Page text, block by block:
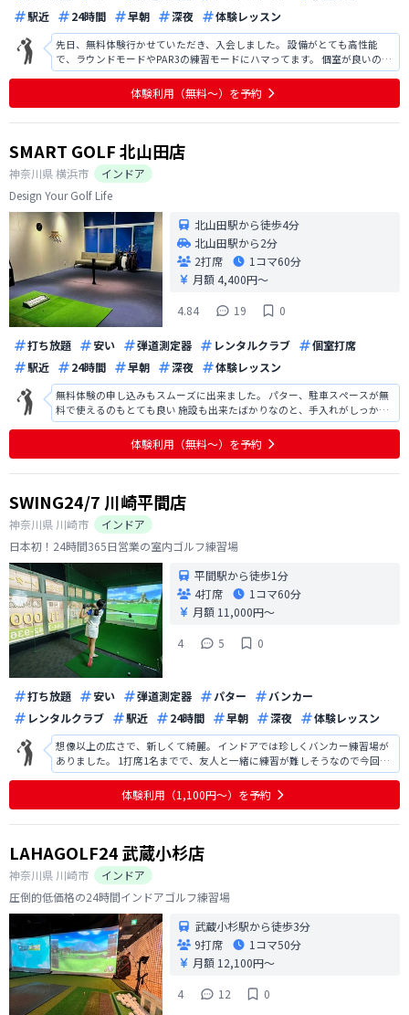
駅近
24時間 早朝 深夜 体験レッスン
先日、無料体験行かせていただき、入会しました。 設備がとても高性能
で、ラウンドモードやPAR3の練習モードにハマってます。 個室が良いの
と、あとはオートティーなのでとても楽です。
体験利用（無料〜）を予約
SMART GOLF 北山田店
神奈川県横浜市
インドア
Design Your Golf Life
北山田駅から徒歩4分
北山田駅から2分
2打席
1コマ60分
月額 4,400円〜
4.84
19 0
打ち放題 安い 弾道測定器 レンタルクラブ
個室打席
駅近
24時間 早朝 深夜 体験レッスン
無料体験の申し込みもスムーズに出来ました。 パター、駐車スペースが無
料で使えるのもとても良い 施設も出来たばかりなのと、手入れがしっかり
されていてとても綺麗だった
体験利用（無料〜）を予約
SWING24/7 川崎平間店
神奈川県 川崎市
インドア
日本初！24時間365日営業の室内ゴルフ練習場
平間駅から徒歩1分
4打席
1コマ60分
月額 11,000円〜
4
5 0
打ち放題 安い 弾道測定器 パター
バンカー
レンタルクラブ
駅近 24時間 早朝 深夜 体験レッスン
想像以上の広さで、新しくて綺麗。 インドアでは珍しくバンカー練習場が
ありました。 1打席1名までで、友人と一緒に練習が難しそうなので今回は
入会を見送りました。
体験利用（1,100円〜）を予約
LAHAGOLF24 武蔵小杉店
神奈川県 川崎市
インドア
圧倒的低価格の24時間インドアゴルフ練習場
武蔵小杉駅から徒歩3分
9打席
1コマ50分
月額 12,100円〜
4
12 0